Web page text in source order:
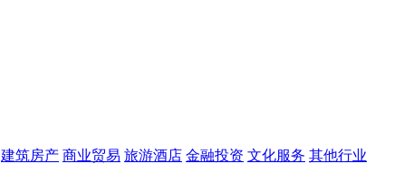
建筑房产 商业贸易 旅游酒店 金融投资 文化服务 其他行业